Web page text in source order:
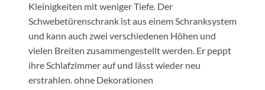
Kleinigkeiten mit weniger Tiefe. Der
Schwebetürenschrank ist aus einem Schranksystem
und kann auch zwei verschiedenen Höhen und
vielen Breiten zusammengestellt werden. Er peppt
ihre Schlafzimmer auf und lässt wieder neu
erstrahlen. ohne Dekorationen